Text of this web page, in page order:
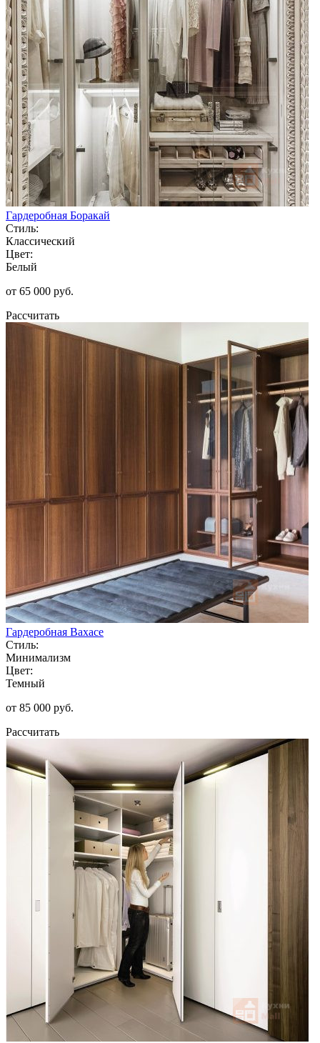
Гардеробная Боракай
Стиль:
Классический
Цвет:
Белый
от 65 000 руб.
Рассчитать
Гардеробная Вахасе
Стиль:
Минимализм
Цвет:
Темный
от 85 000 руб.
Рассчитать